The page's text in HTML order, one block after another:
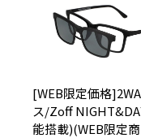
[WEB限定価格
ス/Zoff
能搭載)(WEB限定